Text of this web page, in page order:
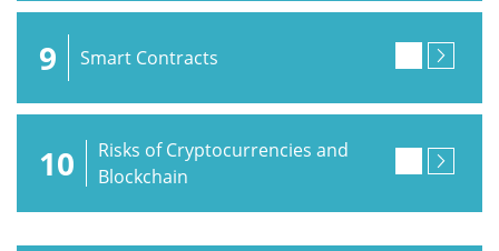
9 Smart Contracts
10
Risks of Cryptocurrencies and
Blockchain